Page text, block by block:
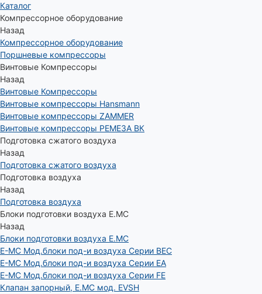
Каталог
Компрессорное оборудование
Назад
Компрессорное оборудование
Поршневые компрессоры
Винтовые Компрессоры
Назад
Винтовые Компрессоры
Винтовые компрессоры Hansmann
Винтовые компрессоры ZAMMER
Винтовые компрессоры РЕМЕЗА ВК
Подготовка сжатого воздуха
Назад
Подготовка сжатого воздуха
Подготовка воздуха
Назад
Подготовка воздуха
Блоки подготовки воздуха E.MC
Назад
Блоки подготовки воздуха E.MC
E-MC Мод.блоки под-и воздуха Серии BEC
E-MC Мод.блоки под-и воздуха Серии EA
E-MC Мод.блоки под-и воздуха Серии FE
Клапан запорный, E.MC мод. EVSH